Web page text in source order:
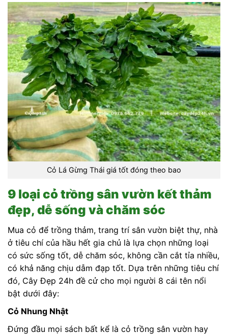
Cỏ Lá Gừng Thái giá tốt đóng theo bao
9 loại cỏ trồng sân vườn kết thảm
đẹp, dễ sống và chăm sóc
Mua cỏ để trồng thảm, trang trí sân vườn biệt thự, nhà
ở tiêu chí của hầu hết gia chủ là lựa chọn những loại
có sức sống tốt, dễ chăm sóc, không cần cắt tỉa nhiều,
có khả năng chịu dẫm đạp tốt. Dựa trên những tiêu chí
đó, Cây Đẹp 24h đề cử cho mọi người 8 cái tên nổi
bật dưới đây:
Cỏ Nhung Nhật
Đứng đầu mọi sách bất kể là cỏ trồng sân vườn hay